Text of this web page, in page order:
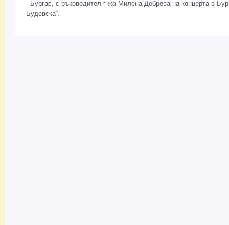
- Бургас, с ръководител г-жа Милена Добрева на концерта в
Будевска“.